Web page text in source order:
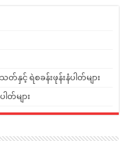
နှင့် ရဲစခန်းဖုန်းနံပါတ်များ
တ်များ